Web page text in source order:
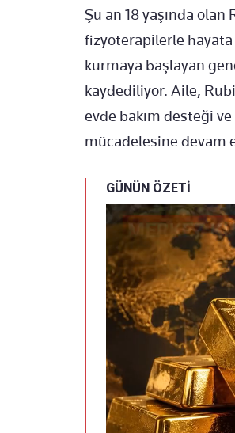
Şu an 18 yaşında
fizyoterapilerle hayata
kurmaya başlayan
kaydediliyor. Aile,
evde bakım desteği
mücadelesine devam
GÜNÜN ÖZETİ